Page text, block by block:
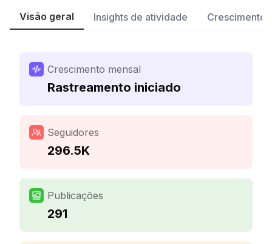
Visão geral Insights de atividade Crescimento
Crescimento mensal
Rastreamento iniciado
Seguidores
296.5K
Publicações
291